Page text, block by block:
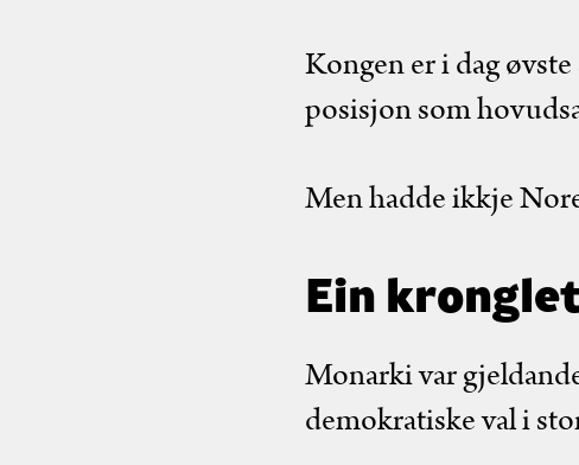
Kongen er i dag
posisjon som
Men hadde ikkje
Ein
Monarki var
demokratiske val i